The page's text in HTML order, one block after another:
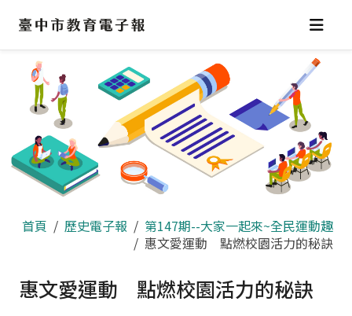
區
首頁 歷史電子報
第147期--大家一起來~全民運動趣
惠文愛運動 點燃校園活力的秘訣
惠文愛運動 點燃校園活力的秘訣